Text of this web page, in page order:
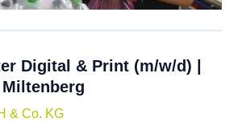
Digital & Print (m/w/d) |
& Co. KG